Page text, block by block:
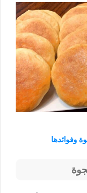
وفوائدها